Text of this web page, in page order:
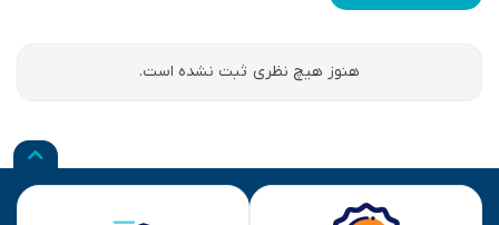
هنوز هیچ نظری ثبت نشده است.